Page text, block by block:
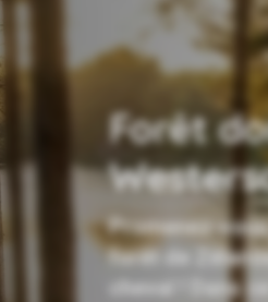
Forêt
Promenez-
forêt de
cheval ! Dans